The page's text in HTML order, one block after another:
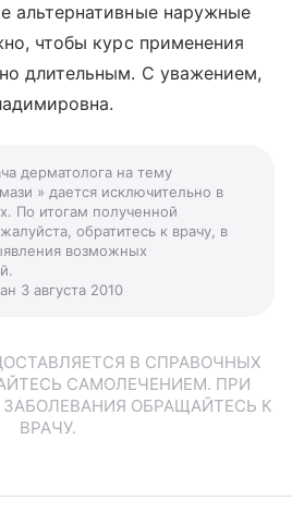
альтернативные наружные
чтобы курс применения
длительным. С уважением,
дерматолога на тему
» дается исключительно в
По итогам полученной
обратитесь к врачу, в
возможных
3 августа 2010
В СПРАВОЧНЫХ
САМОЛЕЧЕНИЕМ. ПРИ
ОБРАЩАЙТЕСЬ К
ВРАЧУ.